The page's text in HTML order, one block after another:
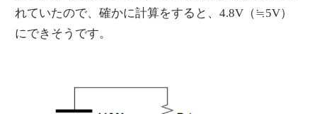
れていたので、確かに計算をすると、4.8V（≒5V）
にできそうです。